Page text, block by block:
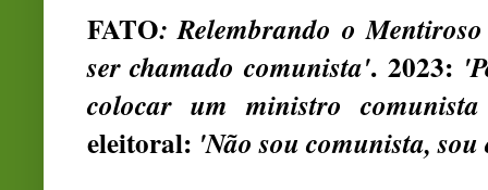
FATO: Relembrando o
ser chamado comunista'.2023:
colocar um ministro
eleitoral: 'Não sou comunista,